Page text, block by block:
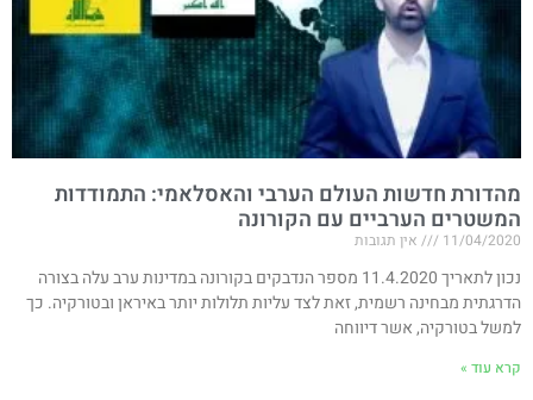
מהדורת חדשות העולם הערבי והאסלאמי: התמודדות
המשטרים הערביים עם הקורונה
11/04/2020 אין תגובות
נכון לתאריך 11.4.2020 מספר הנדבקים בקורונה במדינות ערב עלה בצורה
הדרגתית מבחינה רשמית, זאת לצד עליות תלולות יותר באיראן ובטורקיה. כך
למשל בטורקיה, אשר דיווחה
קרא עוד »